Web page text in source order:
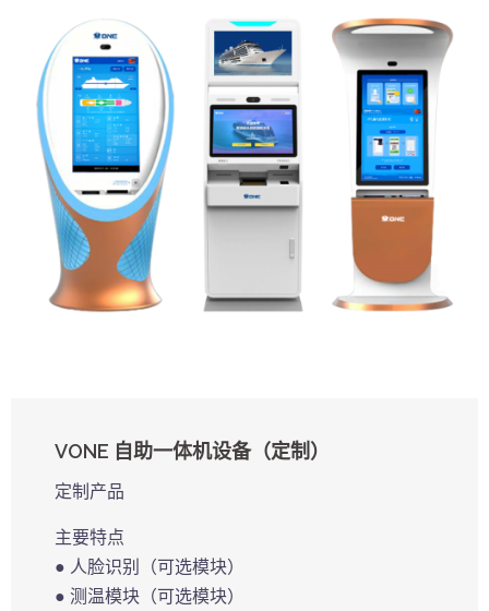
VONE 自助一体机设备（定制）
定制产品
主要特点
● 人脸识别（可选模块）
● 测温模块（可选模块）